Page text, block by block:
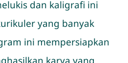
dan kaligrafi ini
yang banyak
ini mempersiapkan